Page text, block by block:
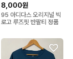
8,000원
95 아디다스 오리지널 빅
로고 루즈핏 반팔티 정품